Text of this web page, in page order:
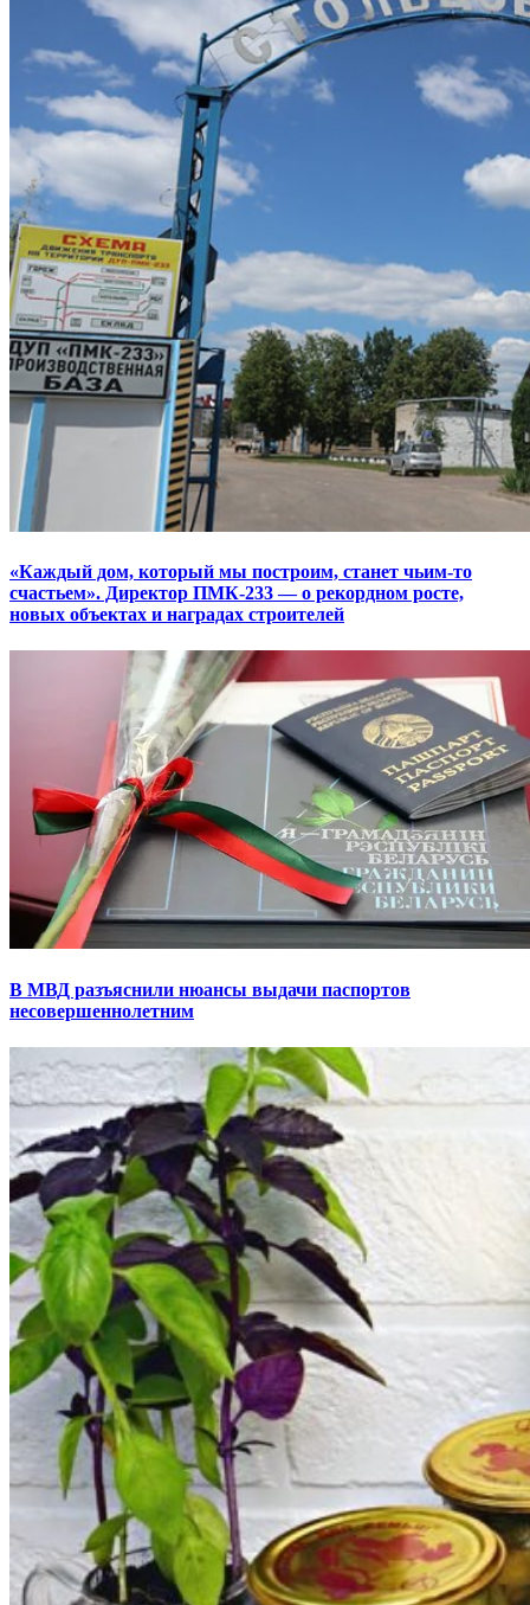
«Каждый дом, который мы построим, станет чьим-то
счастьем». Директор ПМК-233 — о рекордном росте,
новых объектах и наградах строителей
В МВД разъяснили нюансы выдачи паспортов
несовершеннолетним